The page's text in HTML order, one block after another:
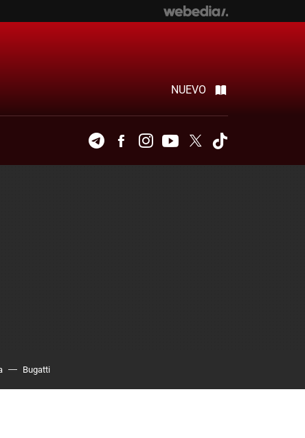
NUEVO
TelegramFacebookInstagramYoutubeTwitter
Bugatti